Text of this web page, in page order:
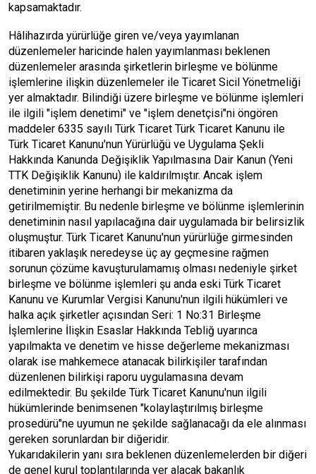
kapsamaktadır.
Hâlihazırda yürürlüğe giren ve/veya yayımlanan
düzenlemeler haricinde halen yayımlanması beklenen
düzenlemeler arasında şirketlerin birleşme ve bölünme
işlemlerine ilişkin düzenlemeler ile Ticaret Sicil Yönetmeliği
yer almaktadır. Bilindiği üzere birleşme ve bölünme işlemleri
ile ilgili "işlem denetimi" ve "işlem denetçisi"ni öngören
maddeler 6335 sayılı Türk Ticaret Türk Ticaret Kanunu ile
Türk Ticaret Kanunu'nun Yürürlüğü ve Uygulama Şekli
Hakkında Kanunda Değişiklik Yapılmasına Dair Kanun (Yeni
TTK Değişiklik Kanunu) ile kaldırılmıştır. Ancak işlem
denetiminin yerine herhangi bir mekanizma da
getirilmemiştir. Bu nedenle birleşme ve bölünme işlemlerinin
denetiminin nasıl yapılacağına dair uygulamada bir belirsizlik
oluşmuştur. Türk Ticaret Kanunu'nun yürürlüğe girmesinden
itibaren yaklaşık neredeyse üç ay geçmesine rağmen
sorunun çözüme kavuşturulamamış olması nedeniyle şirket
birleşme ve bölünme işlemleri şu anda eski Türk Ticaret
Kanunu ve Kurumlar Vergisi Kanunu'nun ilgili hükümleri ve
halka açık şirketler açısından Seri: 1 No:31 Birleşme
İşlemlerine İlişkin Esaslar Hakkında Tebliğ uyarınca
yapılmakta ve denetim ve hisse değerleme mekanizması
olarak ise mahkemece atanacak bilirkişiler tarafından
düzenlenen bilirkişi raporu uygulamasına devam
edilmektedir. Bu şekilde Türk Ticaret Kanunu'nun ilgili
hükümlerinde benimsenen "kolaylaştırılmış birleşme
prosedürü"ne uyumun ne şekilde sağlanacağı da ele alınması
gereken sorunlardan bir diğeridir.
Yukarıdakilerin yanı sıra beklenen düzenlemelerden bir diğeri
de genel kurul toplantılarında yer alacak bakanlık